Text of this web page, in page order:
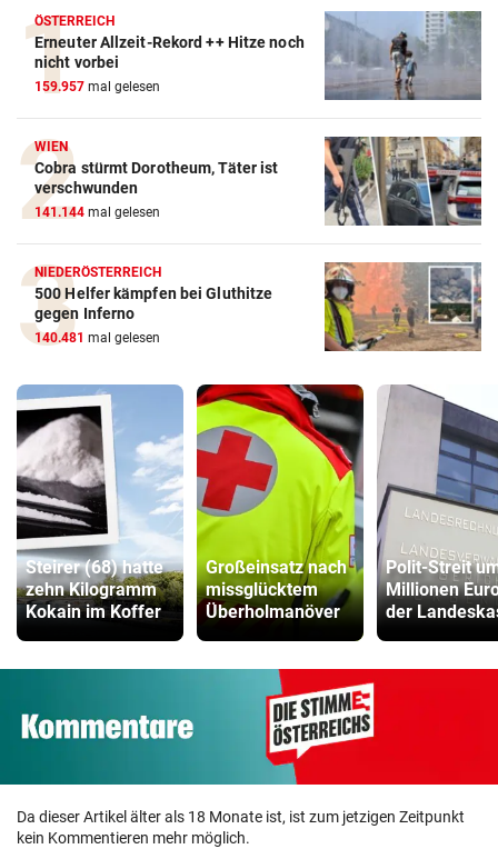
ÖSTERREICH
Erneuter Allzeit-Rekord ++ Hitze noch
nicht vorbei
159.957 mal gelesen
WIEN
Cobra stürmt Dorotheum, Täter ist
verschwunden
141.144 mal gelesen
NIEDERÖSTERREICH
500 Helfer kämpfen bei Gluthitze
gegen Inferno
140.481 mal gelesen
Steirer (68) hatte
zehn Kilogramm
Kokain im Koffer
Großeinsatz nach
missglücktem
Überholmanöver
Polit-Streit
Millionen
der
Da dieser Artikel älter als 18 Monate ist, ist zum jetzigen Zeitpunkt
kein Kommentieren mehr möglich.